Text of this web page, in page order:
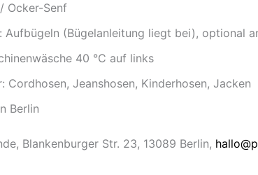
Ocker-Senf
Aufbügeln (Bügelanleitung liegt bei), optional
40 °C auf links
Cordhosen, Jeanshosen, Kinderhosen, Jacken
Berlin
Blankenburger Str. 23, 13089 Berlin,